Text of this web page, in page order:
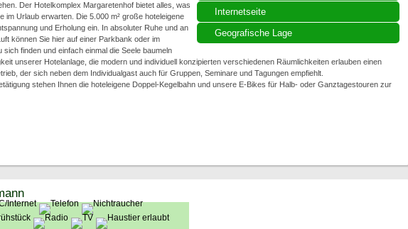
Internetseite
Geografische Lage
Der Hotelkomplex Margaretenhof bietet alles, was
im Urlaub erwarten. Die 5.000 m² große hoteleigene
und Erholung ein. In absoluter Ruhe und an
können Sie hier auf einer Parkbank oder im
sich finden und einfach einmal die Seele baumeln
unserer Hotelanlage, die modern und individuell konzipierten verschiedenen Räumlichkeiten erlauben einen
der sich neben dem Individualgast auch für Gruppen, Seminare und Tagungen empfiehlt.
stehen Ihnen die hoteleigene Doppel-Kegelbahn und unsere E-Bikes für Halb- oder Ganztagestouren zur